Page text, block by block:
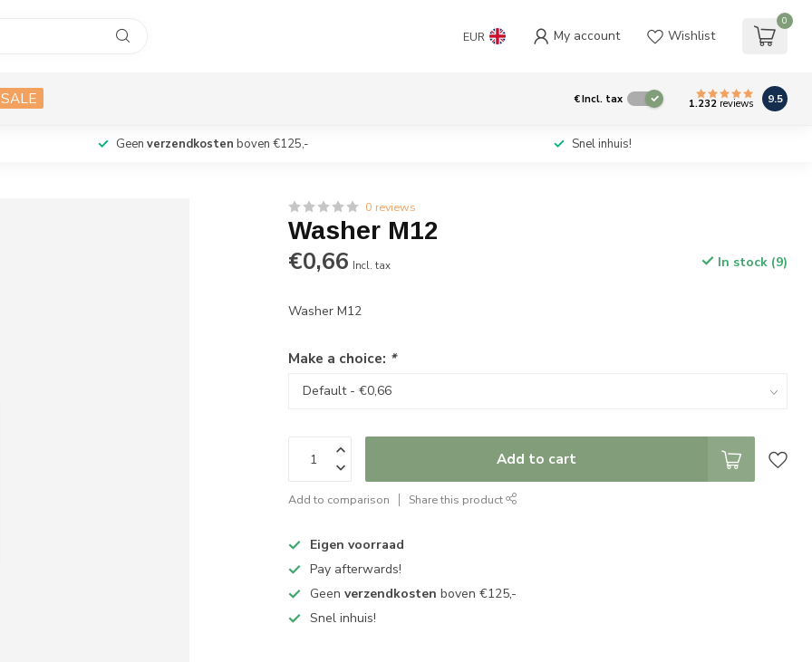
EUR My account Wishlist
0
SALE €Incl. tax 1.232 reviews 9.5
Geen verzendkosten boven €125,- Snel inhuis!
0 reviews
Washer M12
€0,66 Incl. tax In stock (9)
Washer M12
Make a choice: *
Add to cart
Add to comparison Share this product
Eigen voorraad
Pay afterwards!
Geenverzendkosten boven €125,-
Snel inhuis!